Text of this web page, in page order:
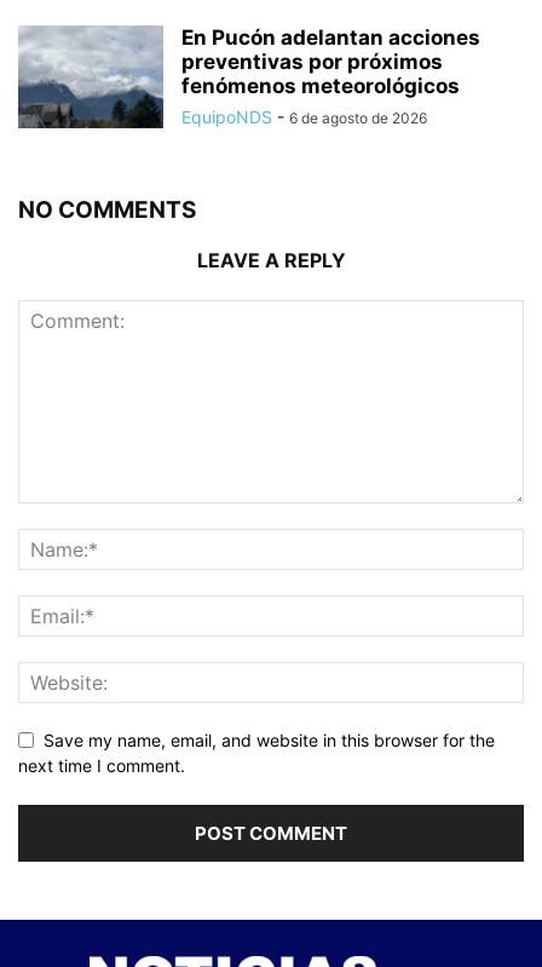
En Pucón adelantan acciones
preventivas por próximos
fenómenos meteorológicos
EquipoNDS - 6 de agosto de 2026
NO COMMENTS
LEAVE A REPLY
Save my name, email, and website in this browser for the
next time I comment.